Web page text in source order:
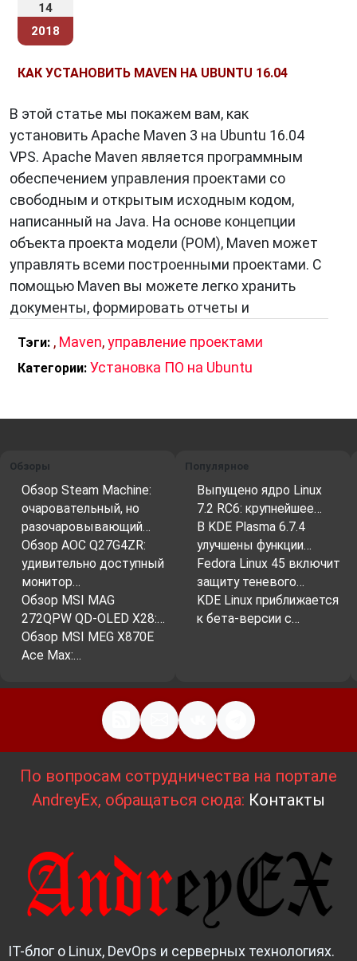
14
2018
КАК УСТАНОВИТЬ MAVEN НА UBUNTU 16.04
В этой статье мы покажем вам, как
установить Apache Maven 3 на Ubuntu 16.04
VPS. Apache Maven является программным
обеспечением управления проектами со
свободным и открытым исходным кодом,
написанный на Java. На основе концепции
объекта проекта модели (POM), Maven может
управлять всеми построенными проектами. С
помощью Maven вы можете легко хранить
документы, формировать отчеты и
Тэги: , Maven,управление проектами
Категории: Установка ПО на Ubuntu
Обзоры
Обзор Steam Machine:
очаровательный, но
разочаровывающий…
Обзор AOC Q27G4ZR:
удивительно доступный
монитор…
Обзор MSI MAG
272QPW QD-OLED X28:…
Обзор MSI MEG X870E
Ace Max:…
Популярное
Выпущено ядро Linux
7.2 RC6: крупнейшее…
В KDE Plasma 6.7.4
улучшены функции…
Fedora Linux 45 включит
защиту теневого…
KDE Linux приближается
к бета-версии с…
По вопросам сотрудничества на портале
AndreyEx, обращаться сюда: Контакты
IT-блог о Linux, DevOps и серверных технологиях.